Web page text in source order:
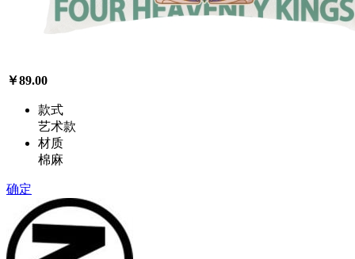
￥89.00
款式
艺术款
材质
棉麻
确定